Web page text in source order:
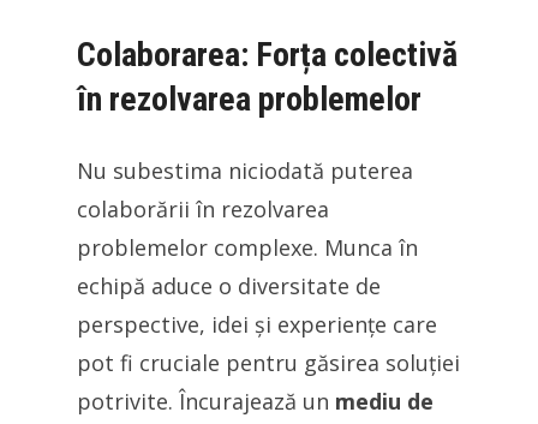
Colaborarea: Forța colectivă
în rezolvarea problemelor
Nu subestima niciodată puterea
colaborării în rezolvarea
problemelor complexe. Munca în
echipă aduce o diversitate de
perspective, idei și experiențe care
pot fi cruciale pentru găsirea soluției
potrivite. Încurajează un mediu de